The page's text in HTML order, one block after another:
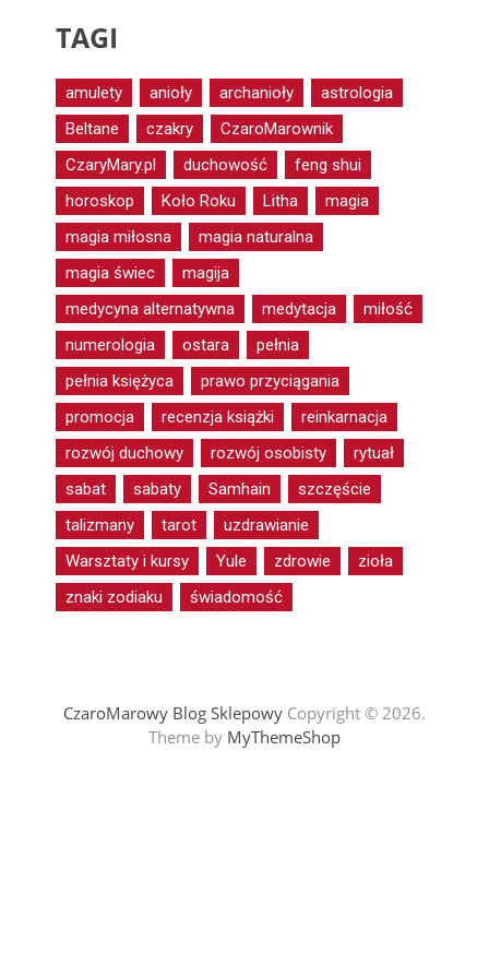
TAGI
amulety anioły archanioły
astrologia
Beltane
czakry
CzaroMarownik
CzaryMary.pl
duchowość
feng shui
horoskop
Koło Roku Litha
magia
magia miłosna
magia naturalna
magia świec
magija
medycyna alternatywna
medytacja
miłość
numerologia
ostara
pełnia
pełnia księżyca
prawo przyciągania
promocja
recenzja książki
reinkarnacja
rozwój duchowy
rozwój osobisty
rytuał
sabat
sabaty Samhain
szczęście
talizmany
tarot
uzdrawianie
Warsztaty i kursy
Yule zdrowie
zioła
znaki zodiaku
świadomość
CzaroMarowy Blog SklepowyCopyright © 2026.
Theme by MyThemeShop